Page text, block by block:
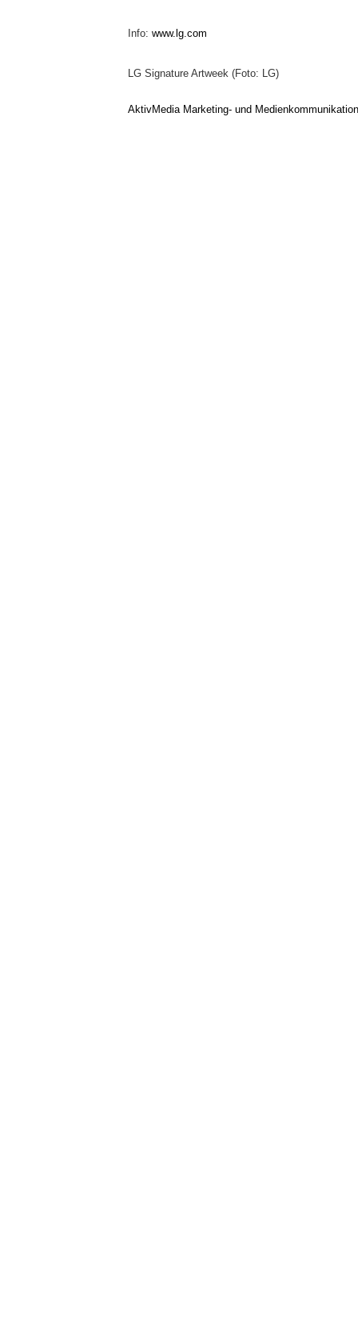
Info: www.lg.com
LG Signature Artweek (Foto: LG)
AktivMedia Marketing- und